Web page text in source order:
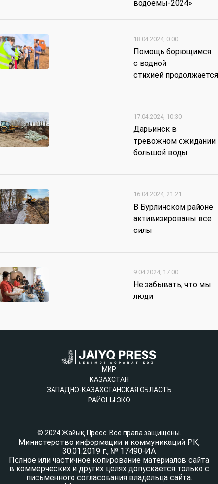
водоемы-2024»
18.04.2024, 0:00
Помощь борющимся
с водной
стихией продолжается
17.04.2024, 10:30
Дарьинск в
тревожном ожидании
большой воды
16.04.2024, 21:21
В Бурлинском районе
активизированы все
силы
9.04.2024, 17:00
Не забывать, что мы
люди
МИР
КАЗАХСТАН
ЗАПАДНО-КАЗАХСТАНСКАЯ ОБЛАСТЬ
РАЙОНЫ ЗКО
© 2024 Жайық Пресс. Все права защищены.
Министерство информации и коммуникаций РК,
30.01.2019 г., № 17490-ИА
Полное или частичное копирование материалов сайта
в коммерческих и других целях допускается только с
письменного согласования владельца сайта.